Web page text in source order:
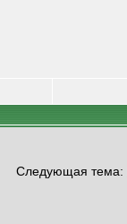
Следующая тема: